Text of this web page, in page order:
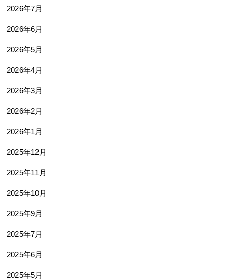
2026年7月
2026年6月
2026年5月
2026年4月
2026年3月
2026年2月
2026年1月
2025年12月
2025年11月
2025年10月
2025年9月
2025年7月
2025年6月
2025年5月